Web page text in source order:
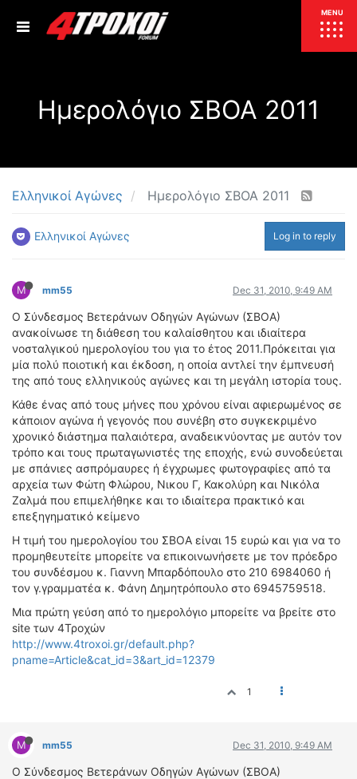
Ημερολόγιο ΣΒΟΑ 2011
Ελληνικοί Αγώνες Ημερολόγιο ΣΒΟΑ 2011
Ελληνικοί Αγώνες Log in to reply
M mm55 Dec 31, 2010, 9:49 AM
Ο Σύνδεσμος Βετεράνων Οδηγών Αγώνων (ΣΒΟΑ)
ανακοίνωσε τη διάθεση του καλαίσθητου και ιδιαίτερα
νοσταλγικού ημερολογίου του για το έτος 2011.Πρόκειται για
μία πολύ ποιοτική και έκδοση, η οποία αντλεί την έμπνευσή
της από τους ελληνικούς αγώνες και τη μεγάλη ιστορία τους.
Κάθε ένας από τους μήνες που χρόνου είναι αφιερωμένος σε
κάποιον αγώνα ή γεγονός που συνέβη στο συγκεκριμένο
χρονικό διάστημα παλαιότερα, αναδεικνύοντας με αυτόν τον
τρόπο και τους πρωταγωνιστές της εποχής, ενώ συνοδεύεται
με σπάνιες ασπρόμαυρες ή έγχρωμες φωτογραφίες από τα
αρχεία των Φώτη Φλώρου, Νικου Γ, Κακολύρη και Νικόλα
Ζαλμά που επιμελήθηκε και το ιδιαίτερα πρακτικό και
επεξηγηματικό κείμενο
Η τιμή του ημερολογίου του ΣΒΟΑ είναι 15 ευρώ και για να το
προμηθευτείτε μπορείτε να επικοινωνήσετε με τον πρόεδρο
του συνδέσμου κ. Γιαννη Μπαρδόπουλο στο 210 6984060 ή
τον γ.γραμματέα κ. Φάνη Δημητρόπουλο στο 6945759518.
Μια πρώτη γεύση από το ημερολόγιο μπορείτε να βρείτε στο
site των 4Τροχών
http://www.4troxoi.gr/default.php?
pname=Article&cat_id=3&art_id=12379
1
M mm55 Dec 31, 2010, 9:49 AM
Ο Σύνδεσμος Βετεράνων Οδηγών Αγώνων (ΣΒΟΑ)
ΕΛΛΑΔΑ
ΚΟΣΜΟΣ
TEST
ΣΥΓΚΡΙΤΙΚΕΣ ΔΟΚΙΜΕΣ
ΑΓΩΝΙΣΤΙΚΕΣ ΓΝΩΡΙΜΙΕΣ
ΔΟΚΙΜΕΣ ΕΛΑΣΤΙΚΩΝ
ΕΙΔΙΚΕΣ ΔΙΑΔΡΟΜΕΣ
ΟΔΟΙΠΟΡΙΚΑ
VIDEO
4TTV
ΝΕΑ ΜΟΝΤΕΛΑ
ΑΓΩΝΕΣ
CANDID CAMERA
ΤΕΧΝΟΛΟΓΙΑ
ΕΙΔΗΣΕΙΣ – ΠΑΡΟΥΣΙΑΣΕΙΣ
ΛΕΞΙΚΟ
ΠΕΡΙΒΑΛΛΟΝ
ΔΟΚΙΜΕΣ – ΠΑΡΟΥΣΙΑΣΕΙΣ
ΕΙΔΗΣΕΙΣ
ΕΛΛΗΝΙΚΟΙ ΑΓΩΝΕΣ
4ΤΡΟΧΟΙ